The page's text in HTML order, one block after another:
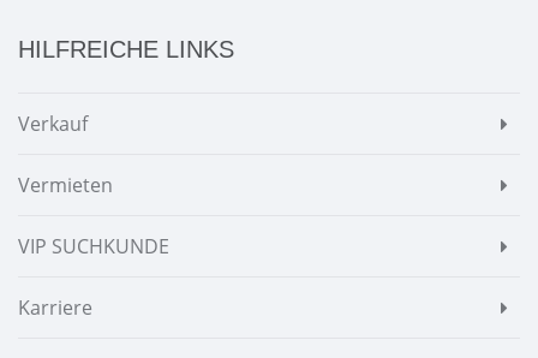
HILFREICHE LINKS
Verkauf
Vermieten
VIP SUCHKUNDE
Karriere